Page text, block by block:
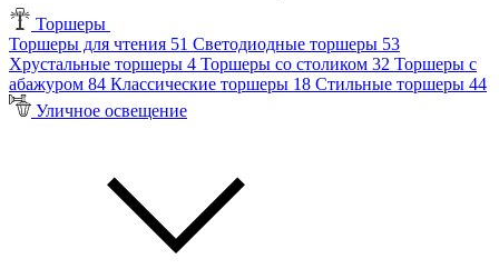
Торшеры
Торшеры для чтения 51 Светодиодные торшеры 53
Хрустальные торшеры 4 Торшеры со столиком 32 Торшеры с
абажуром 84 Классические торшеры 18 Стильные торшеры 44
Уличное освещение